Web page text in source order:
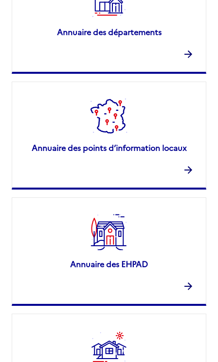
Annuaire des départements
Annuaire des points d’information locaux
Annuaire des EHPAD